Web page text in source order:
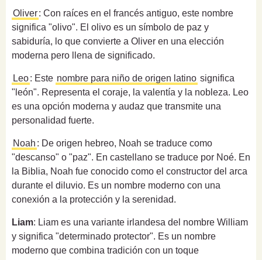
Oliver: Con raíces en el francés antiguo, este nombre
significa "olivo". El olivo es un símbolo de paz y
sabiduría, lo que convierte a Oliver en una elección
moderna pero llena de significado.
Leo: Este nombre para niño de origen latino significa
"león". Representa el coraje, la valentía y la nobleza. Leo
es una opción moderna y audaz que transmite una
personalidad fuerte.
Noah : De origen hebreo, Noah se traduce como
"descanso" o "paz". En castellano se traduce por Noé. En
la Biblia, Noah fue conocido como el constructor del arca
durante el diluvio. Es un nombre moderno con una
conexión a la protección y la serenidad.
Liam: Liam es una variante irlandesa del nombre William
y significa "determinado protector". Es un nombre
moderno que combina tradición con un toque